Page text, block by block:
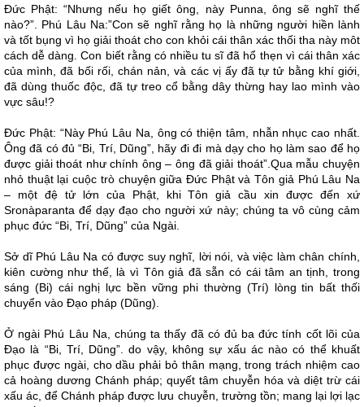
Đức Phật: “Nhưng nếu họ giết ông, này Punna, ông sẽ nghĩ thế
nào?”. Phú Lâu Na:”Con sẽ nghĩ rằng họ là những người hiền lành
và tốt bụng vì họ giải thoát cho con khỏi cái thân xác thối tha này môt
cách dễ dàng. Con biết rằng có nhiều tu sĩ đã hổ thẹn vì cái thân xác
của mình, đã bối rối, chán nản, và các vị ấy đã tự tử bằng khí giới,
đã dùng thuốc độc, đã tự treo cổ bằng dây thừng hay lao mình vào
vực sâu!?
Đức Phật: “Này Phú Lâu Na, ông có thiện tâm, nhẫn nhục cao nhất.
Ông đã có đủ “Bi, Trí, Dũng”, hãy đi đi mà dạy cho họ làm sao để họ
được giải thoát như chính ông – ông đã giải thoát”.Qua mẫu chuyện
nhỏ thuật lại cuộc trò chuyện giữa Đức Phật và Tôn giả Phú Lâu Na
– một đệ tử lớn của Phật, khi Tôn giả cầu xin được đến xứ
Sronàparanta để dạy đạo cho người xứ này; chúng ta vô cùng cảm
phục đức “Bi, Trí, Dũng” của Ngài.
Sở dĩ Phú Lâu Na có được suy nghĩ, lời nói, và việc làm chân chính,
kiên cường như thế, là vì Tôn giả đã sẵn có cái tâm an tịnh, trong
sáng (Bi) cái nghị lực bền vững phi thường (Trí) lòng tin bất thối
chuyển vào Đạo pháp (Dũng).
Ở ngài Phú Lâu Na, chúng ta thấy đã có đủ ba đức tính cốt lõi của
Đạo là “Bi, Trí, Dũng”. do vậy, không sự xấu ác nào có thể khuất
phục được ngài, cho dầu phải bỏ thân mạng, trong trách nhiệm cao
cả hoàng dương Chánh pháp; quyết tâm chuyễn hóa và diệt trừ cái
xấu ác, để Chánh pháp được lưu chuyễn, trường tồn; mang lại lợi lạc